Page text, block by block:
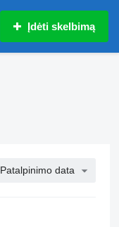
Įdėti skelbimą
Patalpinimo data